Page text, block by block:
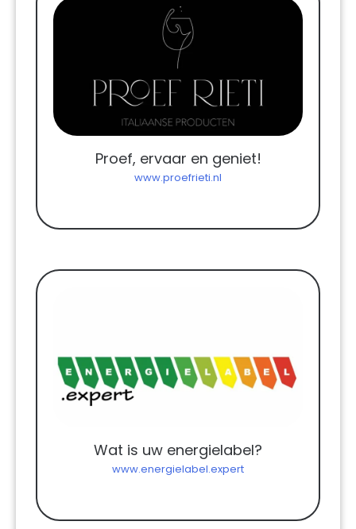
Proef, ervaar en geniet!
www.proefrieti.nl
Wat is uw energielabel?
www.energielabel.expert